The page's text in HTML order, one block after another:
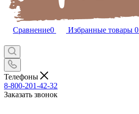
Сравнение0 Избранные товары 0
Телефоны
8-800-201-42-32
Заказать звонок